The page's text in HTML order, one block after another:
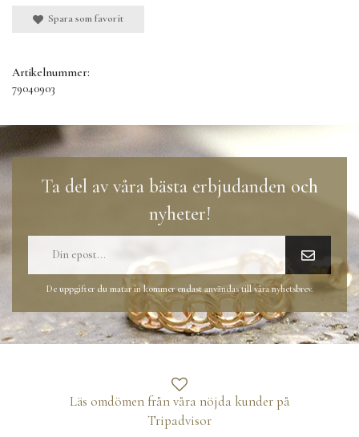
Spara som favorit
Artikelnummer:
79040903
Ta del av våra bästa erbjudanden och
nyheter!
De uppgifter du matar in kommer endast användas till våra nyhetsbrev.
Läs omdömen från våra nöjda kunder på
Tripadvisor